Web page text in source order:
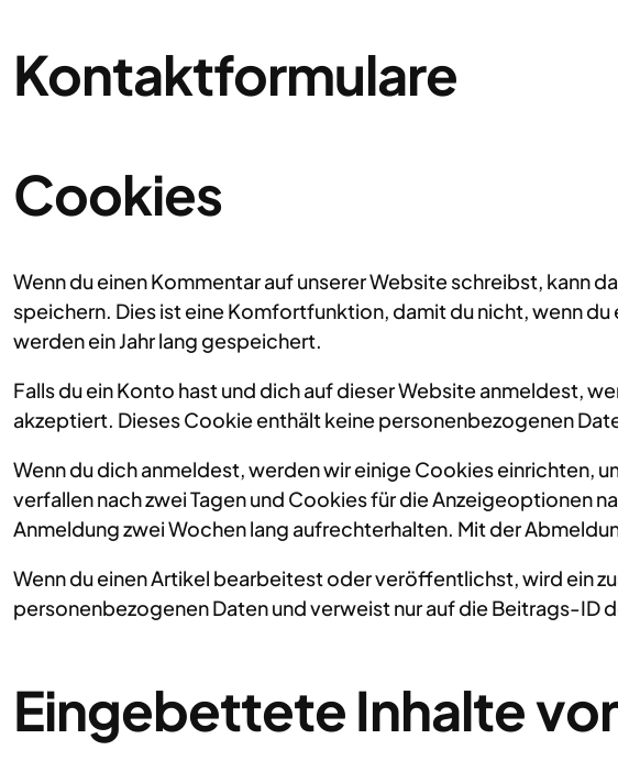
Kontaktformulare
Cookies
Wenn du einen Kommentar auf unserer Website schreibst, kann
speichern. Dies ist eine Komfortfunktion, damit du nicht, wenn
werden ein Jahr lang gespeichert.
Falls du ein Konto hast und dich auf dieser Website anmeldest,
akzeptiert. Dieses Cookie enthält keine personenbezogenen
Wenn du dich anmeldest, werden wir einige Cookies einrichten,
verfallen nach zwei Tagen und Cookies für die Anzeigeoptionen
Anmeldung zwei Wochen lang aufrechterhalten. Mit der
Wenn du einen Artikel bearbeitest oder veröffentlichst, wird ein
personenbezogenen Daten und verweist nur auf die Beitrags-ID
Eingebettete Inhalte